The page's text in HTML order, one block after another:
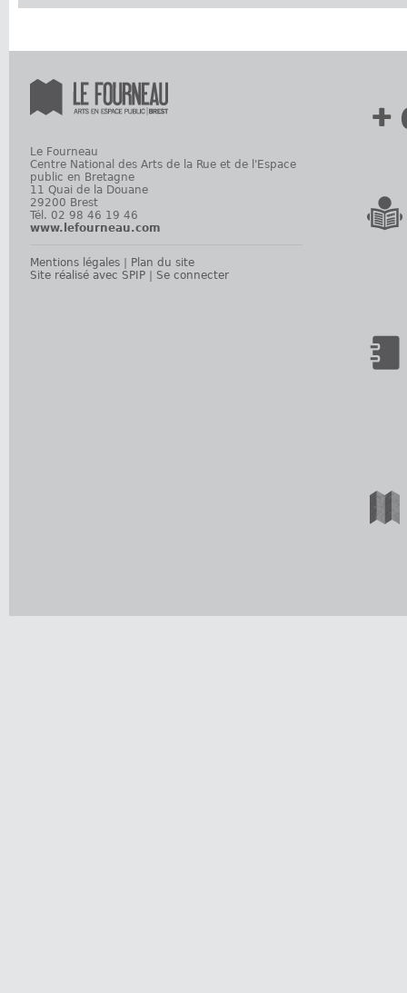
Le Fourneau
Centre National des Arts de la Rue et de l'Espace
public en Bretagne
11 Quai de la Douane
29200 Brest
Tél. 02 98 46 19 46
www.lefourneau.com
Mentions légales
Plan du site
Site réalisé avec SPIP
Se connecter
+